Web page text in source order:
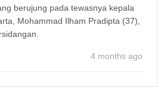
berujung pada tewasnya kepala
Mohammad Ilham Pradipta (37),
4 months ago